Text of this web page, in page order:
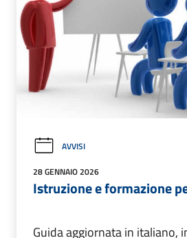
AVVISI
28 GENNAIO 2026
Istruzione e formazione
Guida aggiornata in italiano,